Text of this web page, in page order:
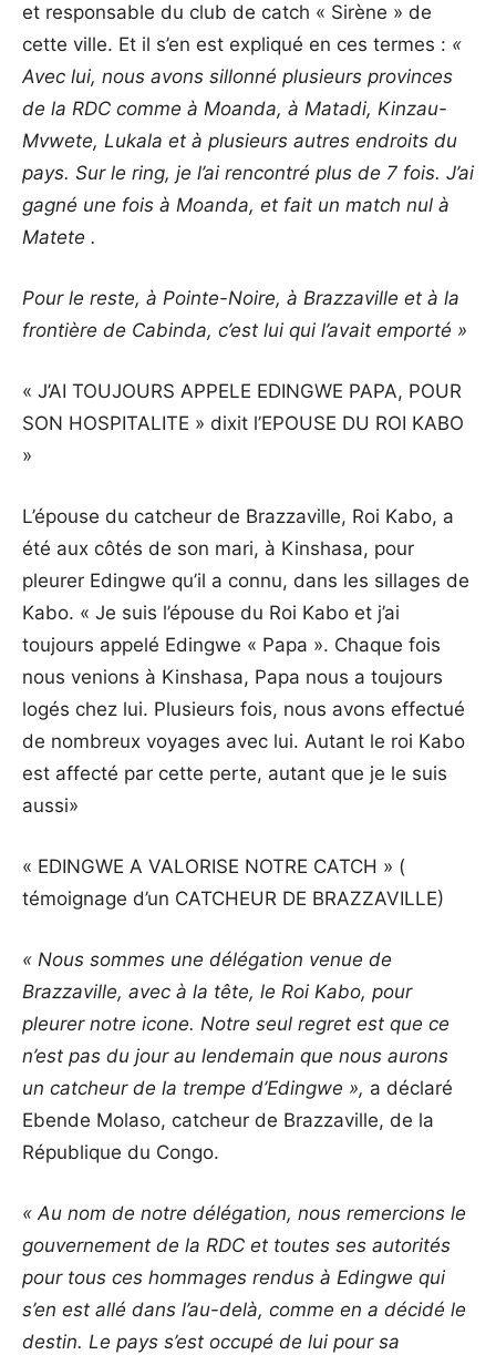
et responsable du club de catch « Sirène » de
cette ville. Et il s’en est expliqué en ces termes : «
Avec lui, nous avons sillonné plusieurs provinces
de la RDC comme à Moanda, à Matadi, Kinzau-
Mvwete, Lukala et à plusieurs autres endroits du
pays. Sur le ring, je l’ai rencontré plus de 7 fois. J’ai
gagné une fois à Moanda, et fait un match nul à
Matete .
Pour le reste, à Pointe-Noire, à Brazzaville et à la
frontière de Cabinda, c’est lui qui l’avait emporté »
« J’AI TOUJOURS APPELE EDINGWE PAPA, POUR
SON HOSPITALITE » dixit l’EPOUSE DU ROI KABO
»
L’épouse du catcheur de Brazzaville, Roi Kabo, a
été aux côtés de son mari, à Kinshasa, pour
pleurer Edingwe qu’il a connu, dans les sillages de
Kabo. « Je suis l’épouse du Roi Kabo et j’ai
toujours appelé Edingwe « Papa ». Chaque fois
nous venions à Kinshasa, Papa nous a toujours
logés chez lui. Plusieurs fois, nous avons effectué
de nombreux voyages avec lui. Autant le roi Kabo
est affecté par cette perte, autant que je le suis
aussi»
« EDINGWE A VALORISE NOTRE CATCH » (
témoignage d’un CATCHEUR DE BRAZZAVILLE)
« Nous sommes une délégation venue de
Brazzaville, avec à la tête, le Roi Kabo, pour
pleurer notre icone. Notre seul regret est que ce
n’est pas du jour au lendemain que nous aurons
un catcheur de la trempe d’Edingwe », a déclaré
Ebende Molaso, catcheur de Brazzaville, de la
République du Congo.
« Au nom de notre délégation, nous remercions le
gouvernement de la RDC et toutes ses autorités
pour tous ces hommages rendus à Edingwe qui
s’en est allé dans l’au-delà, comme en a décidé le
destin. Le pays s’est occupé de lui pour sa